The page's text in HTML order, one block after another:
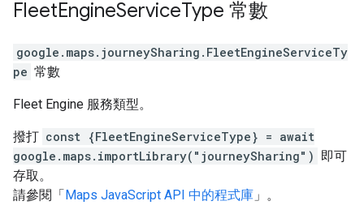
FleetEngineServiceType 常數
google.maps.journeySharing . FleetEngineServiceTy
pe 常數
Fleet Engine 服務類型。
撥打 const {FleetEngineServiceType} = await
google.maps.importLibrary("journeySharing") 即可
存取。
請參閱「Maps JavaScript API 中的程式庫 」。